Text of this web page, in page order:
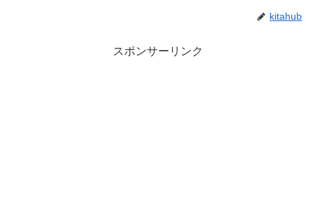
kitahub
スポンサーリンク